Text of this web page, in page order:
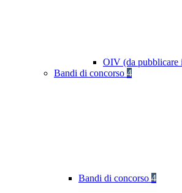
OIV (da pubblicare
Bandi di concorso 4
Bandi di concorso 4